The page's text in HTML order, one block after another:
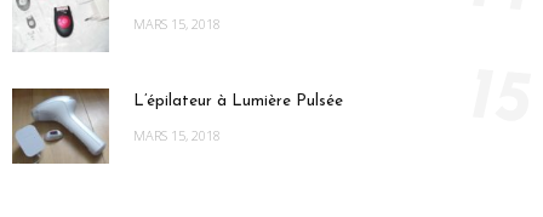
MARS 15, 2018
L’épilateur à Lumière Pulsée
MARS 15, 2018